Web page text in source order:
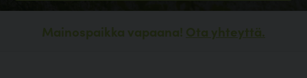
Mainospaikka vapaana! Ota yhteyttä.